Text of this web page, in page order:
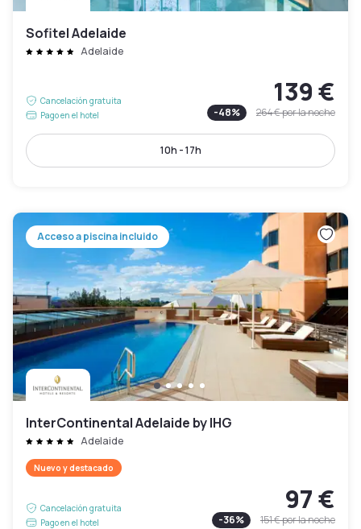
Sofitel Adelaide
Adelaide
Cancelación gratuita
Pago en el hotel
139 €
-48% 264 €por la noche
10h - 17h
Acceso a piscina incluido
InterContinental Adelaide by IHG
Adelaide
Nuevo y destacado
Cancelación gratuita
Pago en el hotel
97 €
-36% 151 €por la noche